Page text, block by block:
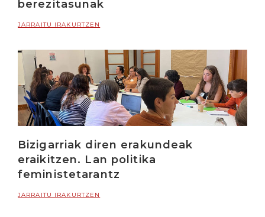
berezitasunak
JARRAITU IRAKURTZEN
Bizigarriak diren erakundeak
eraikitzen. Lan politika
feministetarantz
JARRAITU IRAKURTZEN